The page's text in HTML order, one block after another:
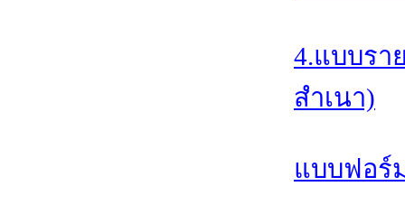
4.แบบรา
สำเนา)
แบบฟอร์